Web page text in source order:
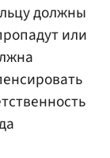
должны
или